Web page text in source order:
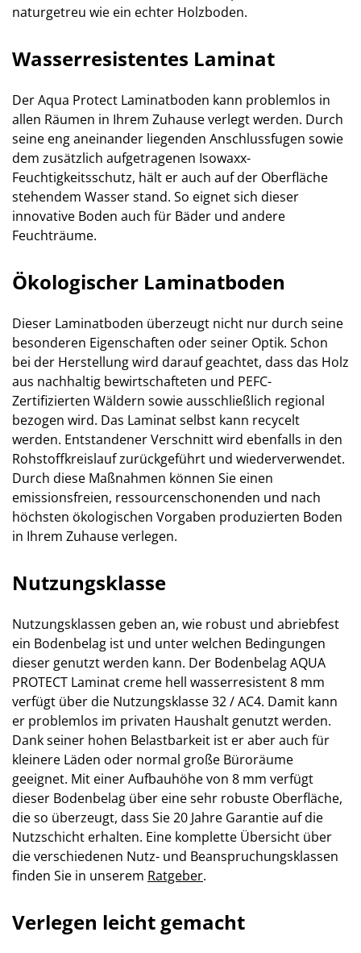
naturgetreu wie ein echter Holzboden.
Wasserresistentes Laminat
Der Aqua Protect Laminatboden kann problemlos in
allen Räumen in Ihrem Zuhause verlegt werden. Durch
seine eng aneinander liegenden Anschlussfugen sowie
dem zusätzlich aufgetragenen Isowaxx-
Feuchtigkeitsschutz, hält er auch auf der Oberfläche
stehendem Wasser stand. So eignet sich dieser
innovative Boden auch für Bäder und andere
Feuchträume.
Ökologischer Laminatboden
Dieser Laminatboden überzeugt nicht nur durch seine
besonderen Eigenschaften oder seiner Optik. Schon
bei der Herstellung wird darauf geachtet, dass das Holz
aus nachhaltig bewirtschafteten und PEFC-
Zertifizierten Wäldern sowie ausschließlich regional
bezogen wird. Das Laminat selbst kann recycelt
werden. Entstandener Verschnitt wird ebenfalls in den
Rohstoffkreislauf zurückgeführt und wiederverwendet.
Durch diese Maßnahmen können Sie einen
emissionsfreien, ressourcenschonenden und nach
höchsten ökologischen Vorgaben produzierten Boden
in Ihrem Zuhause verlegen.
Nutzungsklasse
Nutzungsklassen geben an, wie robust und abriebfest
ein Bodenbelag ist und unter welchen Bedingungen
dieser genutzt werden kann. Der Bodenbelag AQUA
PROTECT Laminat creme hell wasserresistent 8 mm
verfügt über die Nutzungsklasse 32 / AC4. Damit kann
er problemlos im privaten Haushalt genutzt werden.
Dank seiner hohen Belastbarkeit ist er aber auch für
kleinere Läden oder normal große Büroräume
geeignet. Mit einer Aufbauhöhe von 8 mm verfügt
dieser Bodenbelag über eine sehr robuste Oberfläche,
die so überzeugt, dass Sie 20 Jahre Garantie auf die
Nutzschicht erhalten. Eine komplette Übersicht über
die verschiedenen Nutz- und Beanspruchungsklassen
finden Sie in unserem Ratgeber.
Verlegen leicht gemacht